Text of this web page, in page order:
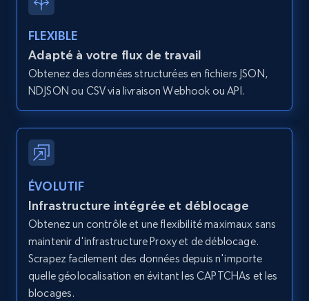
type and status
Zpid, City, State, HomeStatus, Address,
IsListingClaimedByCurrentSignedInUser,
IsCurrentSignedInAgentResponsible, Bedrooms,
and more.
12K+ 1.3K+ Essai gratuit
Zillow properties listing information -
direct link as input
Zpid, City, State, HomeStatus, Address,
IsListingClaimedByCurrentSignedInUser,
IsCurrentSignedInAgentResponsible, Bedrooms,
and more.
FLEXIBLE
Adapté à votre flux de travail
Obtenez des données structurées en fichiers JSON,
NDJSON ou CSV via livraison Webhook ou API.
ÉVOLUTIF
Infrastructure intégrée et déblocage
Obtenez un contrôle et une flexibilité maximaux sans
maintenir d'infrastructure Proxy et de déblocage.
Scrapez facilement des données depuis n'importe
quelle géolocalisation en évitant les CAPTCHAs et les
blocages.